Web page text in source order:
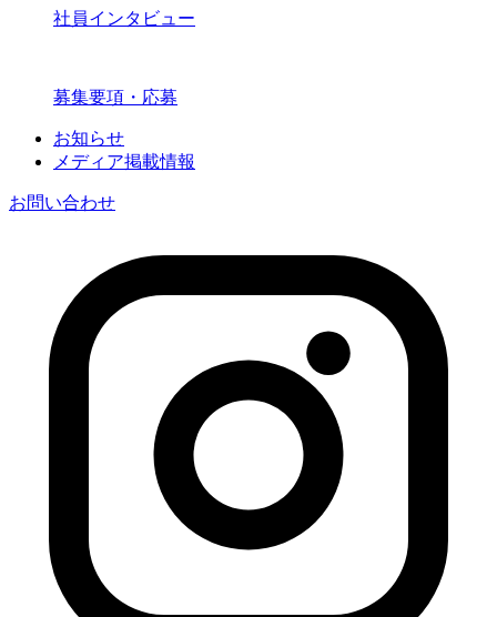
社員インタビュー
募集要項・応募
お知らせ
メディア掲載情報
お問い合わせ